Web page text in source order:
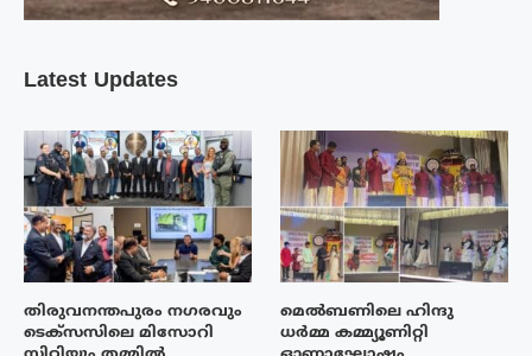
Latest Updates
തിരുവനന്തപുരം നഗരവും
ടെക്‌സസിലെ മിസോറി
മെൽബണിലെ ഹിന്ദു
ധർമ്മ കമ്മ്യൂണിറ്റി